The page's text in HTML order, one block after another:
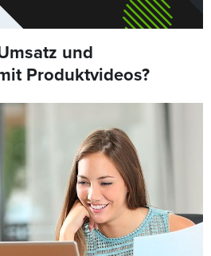
und
Produktvideos?